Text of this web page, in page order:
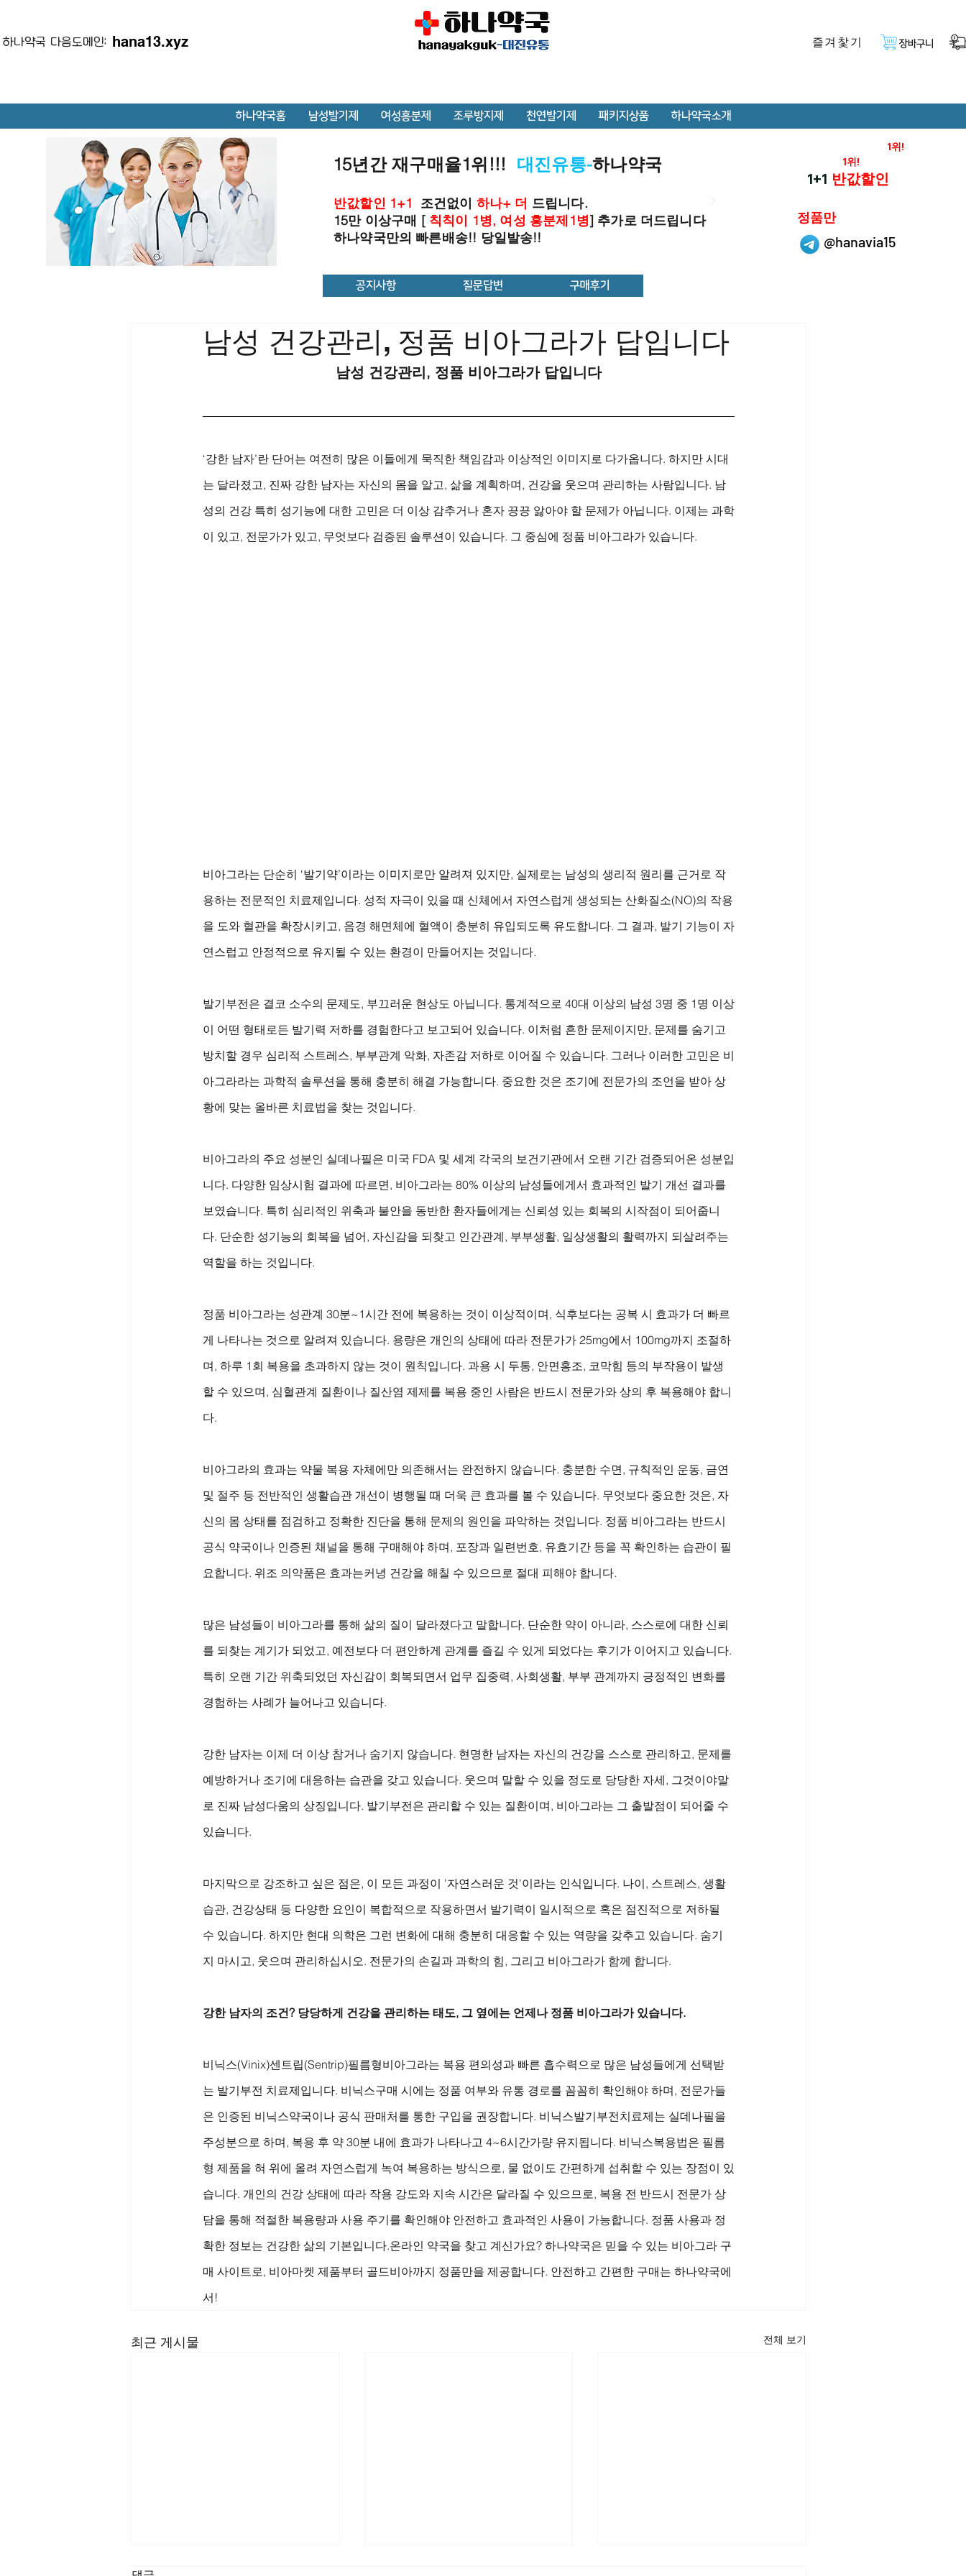
하나약국 다음도메인: hana13.xyz 즐겨찿기 장바구니
하나약국홈 남성발기제 여성흥분제 조루방지제 천연발기제 패키지상품 하나약국소개
15년간 재구매율1위!!! 대진유통-하나약국
반값할인 1+1 조건없이 하나+ 더 드립니다.
15만 이상구매 [ 칙칙이 1병, 여성 흥분제1병] 추가로 더드립니다
하나약국만의 빠른배송!! 당일발송!!
@hanavia15
1위!
1위!
1+1 반값할인
정품만
공지사항 질문답변 구매후기
남성 건강관리, 정품 비아그라가 답입니다
남성 건강관리, 정품 비아그라가 답입니다
‘강한 남자’란 단어는 여전히 많은 이들에게 묵직한 책임감과 이상적인 이미지로 다가옵니다. 하지만 시대
는 달라졌고, 진짜 강한 남자는 자신의 몸을 알고, 삶을 계획하며, 건강을 웃으며 관리하는 사람입니다. 남
성의 건강 특히 성기능에 대한 고민은 더 이상 감추거나 혼자 끙끙 앓아야 할 문제가 아닙니다. 이제는 과학
이 있고, 전문가가 있고, 무엇보다 검증된 솔루션이 있습니다. 그 중심에 정품 비아그라가 있습니다.
비아그라는 단순히 ‘발기약’이라는 이미지로만 알려져 있지만, 실제로는 남성의 생리적 원리를 근거로 작
용하는 전문적인 치료제입니다. 성적 자극이 있을 때 신체에서 자연스럽게 생성되는 산화질소(NO)의 작용
을 도와 혈관을 확장시키고, 음경 해면체에 혈액이 충분히 유입되도록 유도합니다. 그 결과, 발기 기능이 자
연스럽고 안정적으로 유지될 수 있는 환경이 만들어지는 것입니다.
발기부전은 결코 소수의 문제도, 부끄러운 현상도 아닙니다. 통계적으로 40대 이상의 남성 3명 중 1명 이상
이 어떤 형태로든 발기력 저하를 경험한다고 보고되어 있습니다. 이처럼 흔한 문제이지만, 문제를 숨기고
방치할 경우 심리적 스트레스, 부부관계 악화, 자존감 저하로 이어질 수 있습니다. 그러나 이러한 고민은 비
아그라라는 과학적 솔루션을 통해 충분히 해결 가능합니다. 중요한 것은 조기에 전문가의 조언을 받아 상
황에 맞는 올바른 치료법을 찾는 것입니다.
비아그라의 주요 성분인 실데나필은 미국 FDA 및 세계 각국의 보건기관에서 오랜 기간 검증되어온 성분입
니다. 다양한 임상시험 결과에 따르면, 비아그라는 80% 이상의 남성들에게서 효과적인 발기 개선 결과를
보였습니다. 특히 심리적인 위축과 불안을 동반한 환자들에게는 신뢰성 있는 회복의 시작점이 되어줍니
다. 단순한 성기능의 회복을 넘어, 자신감을 되찾고 인간관계, 부부생활, 일상생활의 활력까지 되살려주는
역할을 하는 것입니다.
정품 비아그라는 성관계 30분~1시간 전에 복용하는 것이 이상적이며, 식후보다는 공복 시 효과가 더 빠르
게 나타나는 것으로 알려져 있습니다. 용량은 개인의 상태에 따라 전문가가 25mg에서 100mg까지 조절하
며, 하루 1회 복용을 초과하지 않는 것이 원칙입니다. 과용 시 두통, 안면홍조, 코막힘 등의 부작용이 발생
할 수 있으며, 심혈관계 질환이나 질산염 제제를 복용 중인 사람은 반드시 전문가와 상의 후 복용해야 합니
다.
비아그라의 효과는 약물 복용 자체에만 의존해서는 완전하지 않습니다. 충분한 수면, 규칙적인 운동, 금연
및 절주 등 전반적인 생활습관 개선이 병행될 때 더욱 큰 효과를 볼 수 있습니다. 무엇보다 중요한 것은, 자
신의 몸 상태를 점검하고 정확한 진단을 통해 문제의 원인을 파악하는 것입니다. 정품 비아그라는 반드시
공식 약국이나 인증된 채널을 통해 구매해야 하며, 포장과 일련번호, 유효기간 등을 꼭 확인하는 습관이 필
요합니다. 위조 의약품은 효과는커녕 건강을 해칠 수 있으므로 절대 피해야 합니다.
많은 남성들이 비아그라를 통해 삶의 질이 달라졌다고 말합니다. 단순한 약이 아니라, 스스로에 대한 신뢰
를 되찾는 계기가 되었고, 예전보다 더 편안하게 관계를 즐길 수 있게 되었다는 후기가 이어지고 있습니다.
특히 오랜 기간 위축되었던 자신감이 회복되면서 업무 집중력, 사회생활, 부부 관계까지 긍정적인 변화를
경험하는 사례가 늘어나고 있습니다.
강한 남자는 이제 더 이상 참거나 숨기지 않습니다. 현명한 남자는 자신의 건강을 스스로 관리하고, 문제를
예방하거나 조기에 대응하는 습관을 갖고 있습니다. 웃으며 말할 수 있을 정도로 당당한 자세, 그것이야말
로 진짜 남성다움의 상징입니다. 발기부전은 관리할 수 있는 질환이며, 비아그라는 그 출발점이 되어줄 수
있습니다.
마지막으로 강조하고 싶은 점은, 이 모든 과정이 '자연스러운 것'이라는 인식입니다. 나이, 스트레스, 생활
습관, 건강상태 등 다양한 요인이 복합적으로 작용하면서 발기력이 일시적으로 혹은 점진적으로 저하될
수 있습니다. 하지만 현대 의학은 그런 변화에 대해 충분히 대응할 수 있는 역량을 갖추고 있습니다. 숨기
지 마시고, 웃으며 관리하십시오. 전문가의 손길과 과학의 힘, 그리고 비아그라가 함께 합니다.
강한 남자의 조건? 당당하게 건강을 관리하는 태도, 그 옆에는 언제나 정품 비아그라가 있습니다.
비닉스(Vinix)센트립(Sentrip)필름형비아그라는 복용 편의성과 빠른 흡수력으로 많은 남성들에게 선택받
는 발기부전 치료제입니다. 비닉스구매 시에는 정품 여부와 유통 경로를 꼼꼼히 확인해야 하며, 전문가들
은 인증된 비닉스약국이나 공식 판매처를 통한 구입을 권장합니다. 비닉스발기부전치료제는 실데나필을
주성분으로 하며, 복용 후 약 30분 내에 효과가 나타나고 4~6시간가량 유지됩니다. 비닉스복용법은 필름
형 제품을 혀 위에 올려 자연스럽게 녹여 복용하는 방식으로, 물 없이도 간편하게 섭취할 수 있는 장점이 있
습니다. 개인의 건강 상태에 따라 작용 강도와 지속 시간은 달라질 수 있으므로, 복용 전 반드시 전문가 상
담을 통해 적절한 복용량과 사용 주기를 확인해야 안전하고 효과적인 사용이 가능합니다. 정품 사용과 정
확한 정보는 건강한 삶의 기본입니다.온라인 약국을 찾고 계신가요? 하나약국은 믿을 수 있는 비아그라 구
매 사이트로, 비아마켓 제품부터 골드비아까지 정품만을 제공합니다. 안전하고 간편한 구매는 하나약국에
서!
최근 게시물 전체 보기